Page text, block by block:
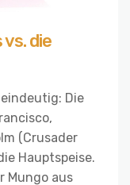
die
Die
(Crusader
Hauptspeise.
Mungo aus